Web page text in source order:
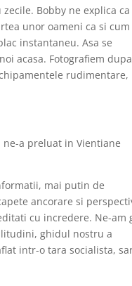
Bobby ne explica ca
unor oameni ca si
instantaneu. Asa se
acasa. Fotografiem dupa
rudimentare,
a preluat in Vientiane
mai putin de
ancorare si
cu incredere. Ne-am
ghidul nostru a
intr-o tara socialista,